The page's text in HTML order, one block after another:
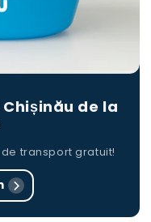
de la
transport gratuit!